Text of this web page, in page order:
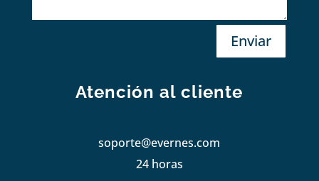
Enviar
Atención al cliente
soporte@evernes.com
24 horas